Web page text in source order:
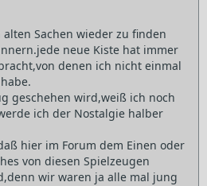
Sachen wieder zu finden
neue Kiste hat immer
denen ich nicht einmal
geschehen wird,weiß ich noch
ich der Nostalgie halber
hier im Forum dem Einen oder
von diesen Spielzeugen
wir waren ja alle mal jung